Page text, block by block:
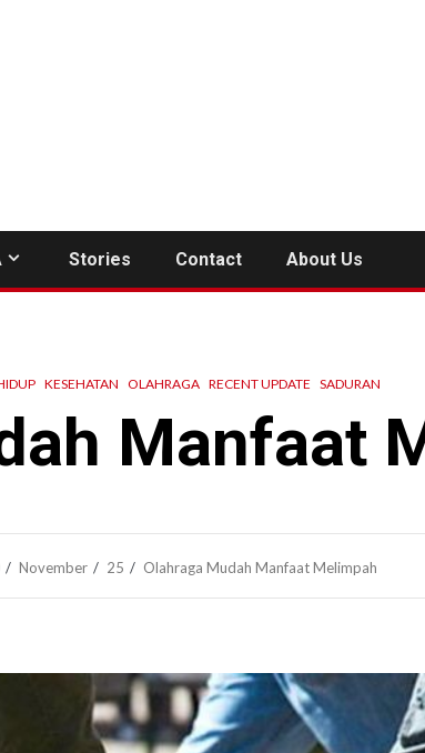
Stories Contact About Us
KESEHATAN OLAHRAGA RECENT UPDATE SADURAN
Manfaat
November 25 Olahraga Mudah Manfaat Melimpah